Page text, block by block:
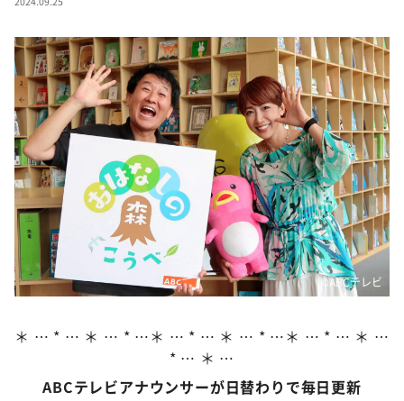
～人生密着トークバラエティ！～ やすとものいたっ
て真剣です
探偵！ナイトスクープ
news おかえり
河合＆A.B.C-Z塚田×福井アナ「なんでやねん！？」
（news おかえり）
DAIGOも台所 ～きょうの献立 何にする？～
本日はダイアンなり！シーズン２
朝だ！生です旅サラダ
教えて！ニュースライブ 正義のミカタ
新婚さんいらっしゃい！
ポツンと一軒家
©️ABCテレビ
＊ … * … ＊ … * …＊ … * … ＊ … * …＊ … * … ＊ …
* … ＊ …
ABCテレビアナウンサーが日替わりで毎日更新